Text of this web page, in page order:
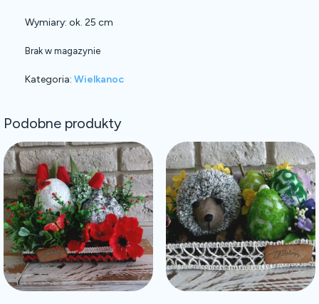
Wymiary: ok. 25 cm
Brak w magazynie
Kategoria: Wielkanoc
Podobne produkty